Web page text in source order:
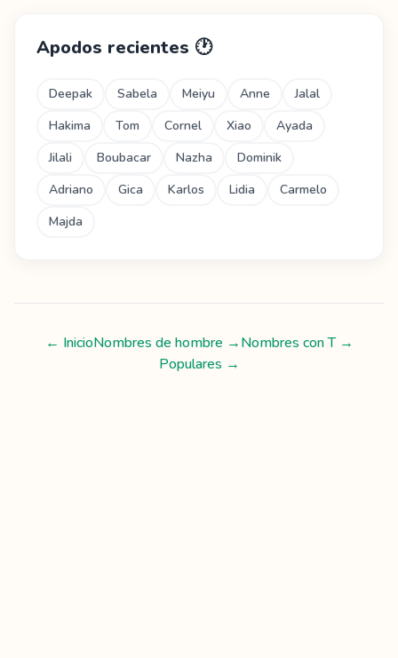
Apodos recientes 🕐
Deepak Sabela Meiyu Anne
Jalal
Hakima
Tom Cornel Xiao
Ayada
Jilali
Boubacar Nazha
Dominik
Adriano
Gica Karlos Lidia
Carmelo
Majda
← InicioNombres de hombre →Nombres conT→
Populares →